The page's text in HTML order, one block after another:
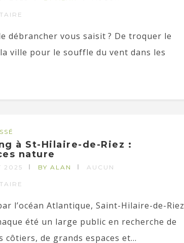
débrancher vous saisit ? De troquer le
ville pour le souffle du vent dans les
à St-Hilaire-de-Riez :
nature
2025 BY ALAN AUCUN
l’océan Atlantique, Saint-Hilaire-de-Riez
été un large public en recherche de
côtiers, de grands espaces et...